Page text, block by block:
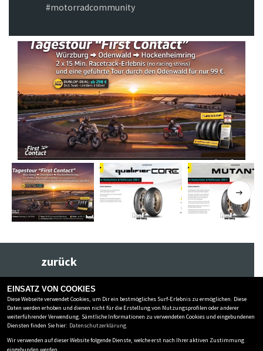
#motorradcommunity
Previous Next
zurück
HMF MOTORRÄDER GMBH
Nürnberger Straße 122-97076 Würzburg
EINSATZ VON COOKIES
Diese Webseite verwendet Cookies, um Dir ein bestmögliches Surf-Erlebnis zu ermöglichen. Diese
Daten werden erhoben und dienen nicht für die Erstellung von Nutzungsprofilen oder anderer
weiterführender Verwendung. Sämtliche Informationen zu verwendeten Cookies und eingebundenen
Diensten finden Sie hier: Datenschutzerklärung
Wir verwenden auf dieser Website folgende Dienste, welche erst nach Ihrer aktiven Zustimmung